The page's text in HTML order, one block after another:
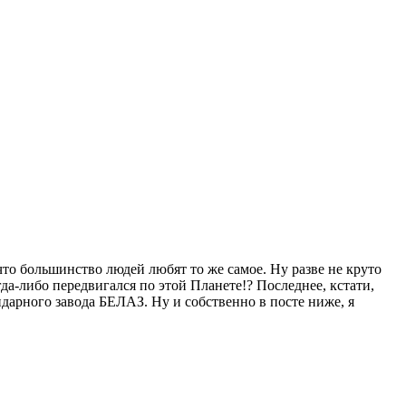
большинство людей любят то же самое. Ну разве не круто
передвигался по этой Планете!? Последнее, кстати,
завода БЕЛАЗ. Ну и собственно в посте ниже, я